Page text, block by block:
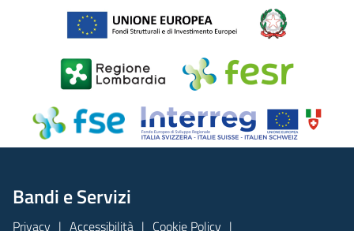
Bandi e Servizi
Privacy Accessibilità Cookie Policy